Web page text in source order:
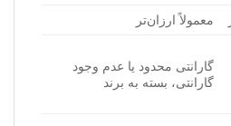
معمولاً ارزان‌تر
گارانتی محدود یا عدم وجود
گارانتی، بسته به برند